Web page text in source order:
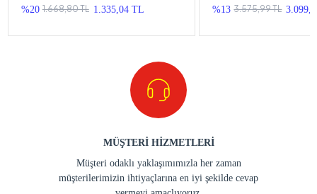
%20 1.668,80 TL 1.335,04 TL %13 3.575,99 TL
MÜŞTERİ HİZMETLERİ
Müşteri odaklı yaklaşımımızla her zaman
müşterilerimizin ihtiyaçlarına en iyi şekilde cevap